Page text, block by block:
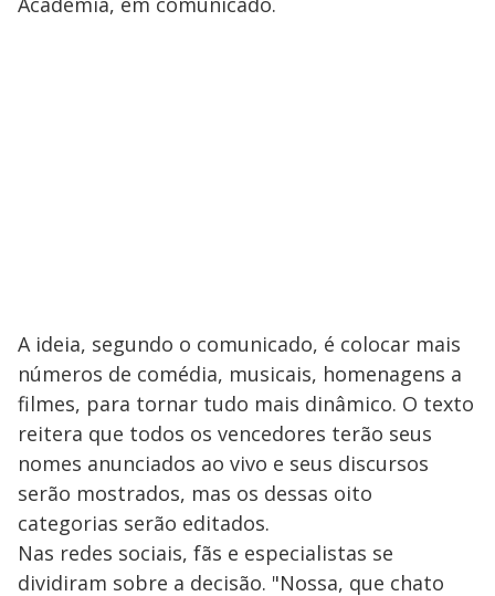
A ideia, segundo o comunicado, é colocar mais
números de comédia, musicais, homenagens a
filmes, para tornar tudo mais dinâmico. O texto
reitera que todos os vencedores terão seus
nomes anunciados ao vivo e seus discursos
serão mostrados, mas os dessas oito
categorias serão editados.
Nas redes sociais, fãs e especialistas se
dividiram sobre a decisão. "Nossa, que chato